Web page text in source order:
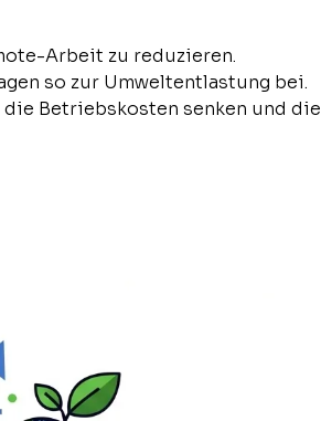
Arbeit zu reduzieren.
so zur Umweltentlastung bei.
Betriebskosten senken und die